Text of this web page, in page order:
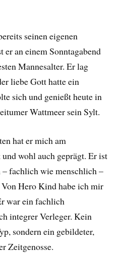
seinen eigenen
an einem Sonntagabend
Mannesalter. Er lag
liebe Gott hatte ein
sich und genießt heute in
Wattmeer sein Sylt.
hat er mich am
wohl auch geprägt. Er ist
fachlich wie menschlich –
Hero Kind habe ich mir
war ein fachlich
integrer Verleger. Kein
sondern ein gebildeter,
Zeitgenosse.